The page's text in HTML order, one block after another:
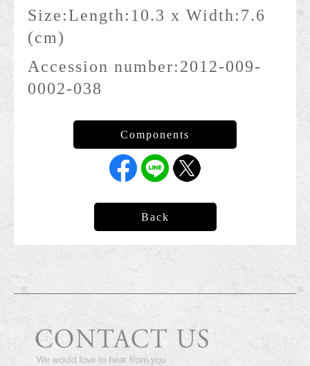
Size:Length:10.3 x Width:7.6
(cm)
Accession number:2012-009-
0002-038
Back